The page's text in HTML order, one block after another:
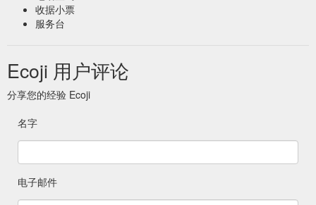
收据小票
服务台
Ecoji 用户评论
分享您的经验 Ecoji
名字
电子邮件